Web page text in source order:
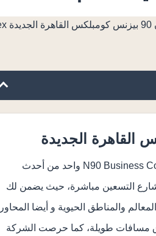
مول ان 90 بيزنس كومبلكس القاهرة الجديدة N90 Business Complex New Cairo واحد من أحدث
شارع التسعين مباشرة، حيث يضمن لك
والمناطق الحيوية و أيضا المحاور
مسافات طويلة، كما حرصت الشركة